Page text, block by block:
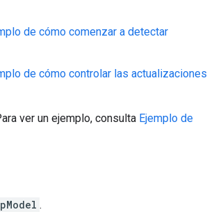
de cómo comenzar a detectar
de cómo controlar las actualizaciones
ver un ejemplo, consulta Ejemplo de
.